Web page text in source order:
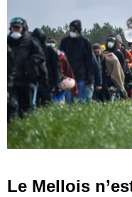
Le Mellois